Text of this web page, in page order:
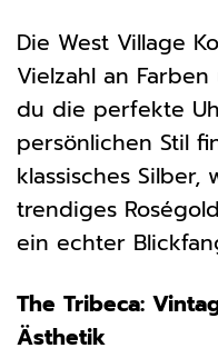
Die West Village
Vielzahl an
du die perfekte
persönlichen Stil
klassisches Silber,
trendiges
ein echter
The Tribeca:
Ästhetik